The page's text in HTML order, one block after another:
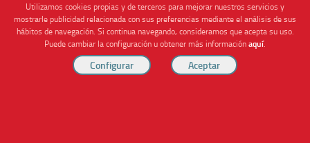
Cofinanciado por
Utilizamos cookies propias y de terceros para mejorar nuestros servicios y
mostrarle publicidad relacionada con sus preferencias mediante el análisis de sus
hábitos de navegación. Si continua navegando, consideramos que acepta su uso.
Puede cambiar la configuración u obtener más informaciónaquí.